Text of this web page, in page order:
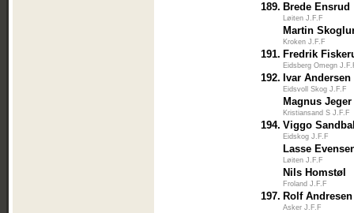
189. Brede Ensrud
Løiten J.F.F
Martin
Kroken J.F.F
191. Fredrik
Eidsberg Omegn
192. Ivar Andersen
Eidsvoll Skog J.F.F
Magnus
Kristiansand S J.F.F
194. Viggo
Eidskog J.F.F
Lasse
Løiten J.F.F
Nils Homstøl
Froland J.F.F
197. Rolf Andresen
Asker J.F.F